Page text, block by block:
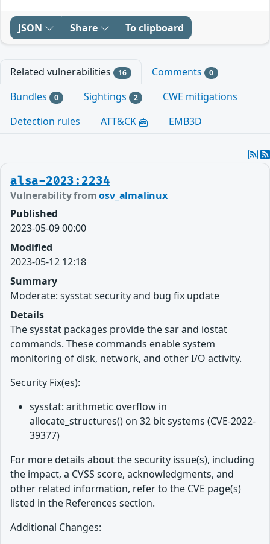
JSON Share To clipboard
Related vulnerabilities 16 Comments 0
Bundles 0 Sightings 2
CWE mitigations
Detection rules
ATT&CK EMB3D
alsa-2023:2234
Vulnerability fromosv_almalinux
Published
2023-05-09 00:00
Modified
2023-05-12 12:18
Summary
Moderate: sysstat security and bug fix update
Details
The sysstat packages provide the sar and iostat
commands. These commands enable system
monitoring of disk, network, and other I/O activity.
Security Fix(es):
sysstat: arithmetic overflow in
allocate_structures() on 32 bit systems (CVE-2022-
39377)
For more details about the security issue(s), including
the impact, a CVSS score, acknowledgments, and
other related information, refer to the CVE page(s)
listed in the References section.
Additional Changes: